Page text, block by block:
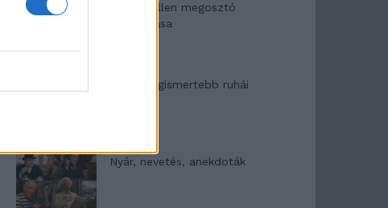
Woody Allen megosztó
zsenialitása
A világ legismertebb ruhái
Nyár, nevetés, anekdoták